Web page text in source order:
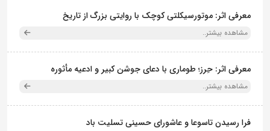
معرفی اثر: موتورسیکلتی کوچک با روایتی بزرگ از تاریخ
مشاهده بیشتر..
معرفی اثر: حِرز؛ طوماری با دعای جوشن کبیر و ادعیه مأثوره
مشاهده بیشتر..
فرا رسیدن تاسوعا و عاشورای حسینی تسلیت باد